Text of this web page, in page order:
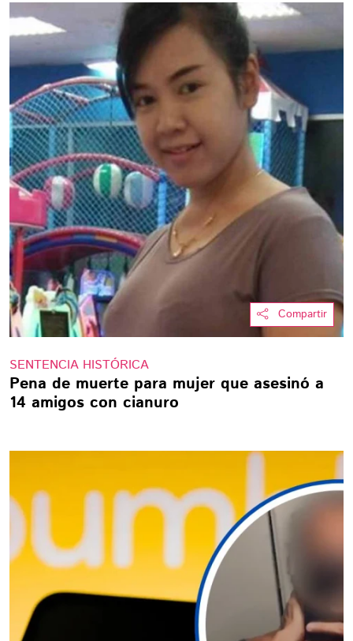
Compartir
SENTENCIA HISTÓRICA
Pena de muerte para mujer que asesinó a
14 amigos con cianuro